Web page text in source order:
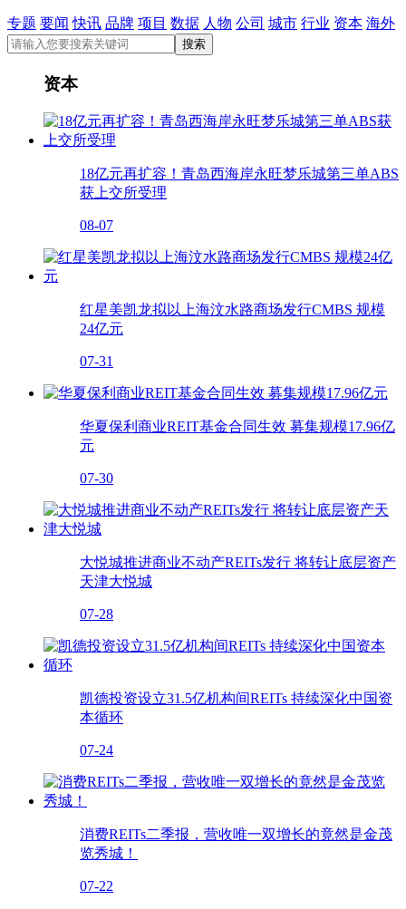
专题 要闻 快讯 品牌 项目 数据 人物 公司 城市 行业 资本 海外
资本
18亿元再扩容！青岛西海岸永旺梦乐城第三单ABS
获上交所受理
08-07
红星美凯龙拟以上海汶水路商场发行CMBS 规模
24亿元
07-31
华夏保利商业REIT基金合同生效 募集规模17.96亿
元
07-30
大悦城推进商业不动产REITs发行 将转让底层资产
天津大悦城
07-28
凯德投资设立31.5亿机构间REITs 持续深化中国资
本循环
07-24
消费REITs二季报，营收唯一双增长的竟然是金茂
览秀城！
07-22